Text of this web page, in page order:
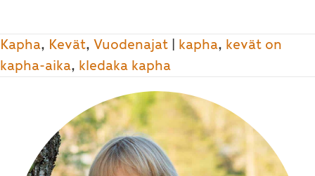
Kapha, Kevät, Vuodenajat kapha, kevät on
kapha-aika, kledaka kapha